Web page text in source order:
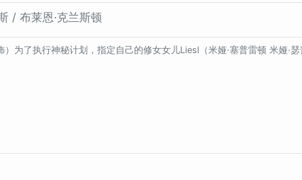
/ 布莱恩·克兰斯顿
为了执行神秘计划，指定自己的修女女儿Liesl（米娅·塞普雷顿 米娅·